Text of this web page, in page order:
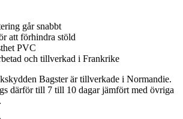
går snabbt
att förhindra stöld
PVC
och tillverkad i Frankrike
Bagster är tillverkade i Normandie.
därför till 7 till 10 dagar jämfört med övriga